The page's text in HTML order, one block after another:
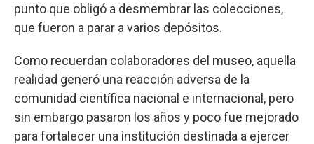
punto que obligó a desmembrar las colecciones,
que fueron a parar a varios depósitos.
Como recuerdan colaboradores del museo, aquella
realidad generó una reacción adversa de la
comunidad científica nacional e internacional, pero
sin embargo pasaron los años y poco fue mejorado
para fortalecer una institución destinada a ejercer